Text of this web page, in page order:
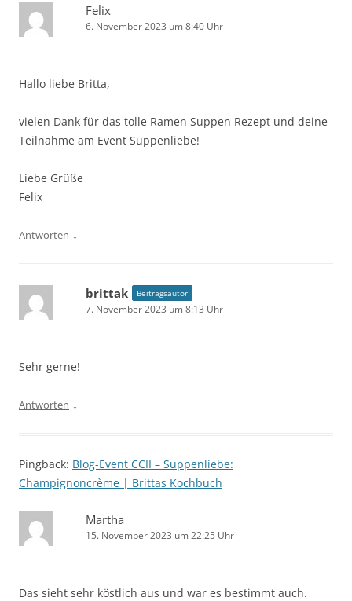
Felix
6. November 2023 um 8:40 Uhr
Hallo liebe Britta,
vielen Dank für das tolle Ramen Suppen Rezept und deine
Teilnahme am Event Suppenliebe!
Liebe Grüße
Felix
Antworten ↓
brittak Beitragsautor
7. November 2023 um 8:13 Uhr
Sehr gerne!
Antworten ↓
Pingback: Blog-Event CCII – Suppenliebe:
Champignoncrème | Brittas Kochbuch
Martha
15. November 2023 um 22:25 Uhr
Das sieht sehr köstlich aus und war es bestimmt auch.